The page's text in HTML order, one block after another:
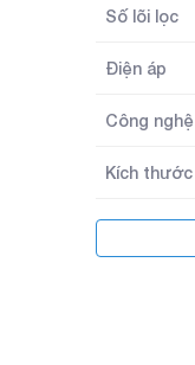
Số lõi lọc
Điện áp
Công
Kích thước